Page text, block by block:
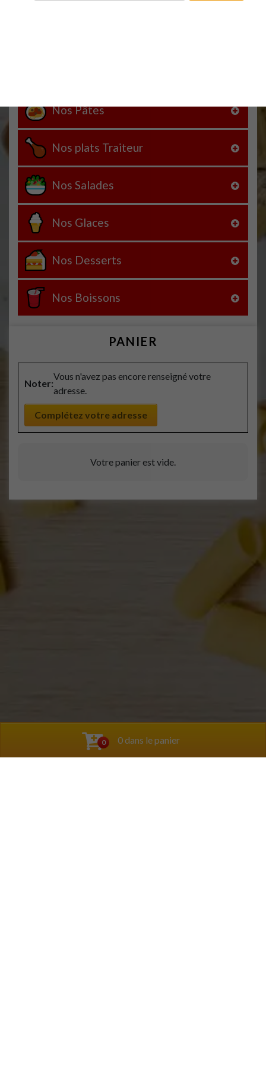
0 0 dans le panier
Nos Pâtes
Nos plats Traiteur
Nos Salades
Nos Glaces
Nos Desserts
Nos Boissons
PANIER
Noter:
Vous n'avez pas encore renseigné votre
adresse.
Complétez votre adresse
Votre panier est vide.